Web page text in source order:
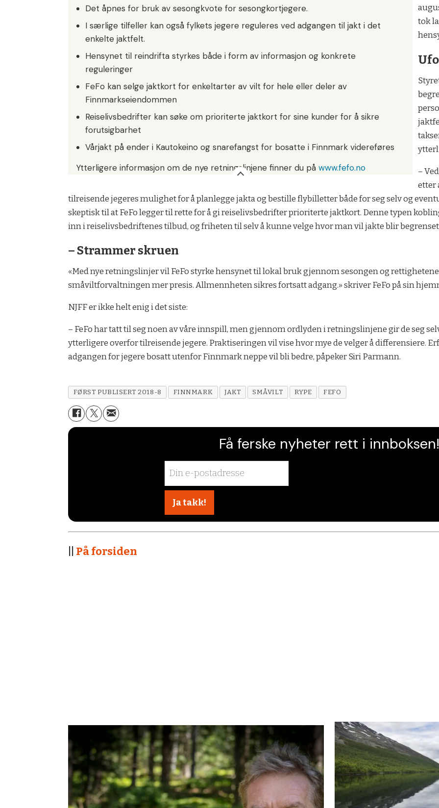
Det åpnes for bruk av sesongkvote for sesongkortjegere.
I særlige tilfeller kan også fylkets jegere reguleres ved adgangen til jakt i det
enkelte jaktfelt.
Hensynet til reindrifta styrkes både i form av informasjon og konkrete
reguleringer
FeFo kan selge jaktkort for enkeltarter av vilt for hele eller deler av
Finnmarkseiendommen
Reiselivsbedrifter kan søke om prioriterte jaktkort for sine kunder for å sikre
forutsigbarhet
Vårjakt på ender i Kautokeino og snarefangst for bosatte i Finnmark videreføres
Ytterligere informasjon om de nye retningslinjene finner du påwww.fefo.no
tok
–
etter
tilreisende jegeres mulighet for å planlegge jakta og bestille flybilletter både for seg selv og
skeptisk til at FeFo legger til rette for å gi reiselivsbedrifter prioriterte jaktkort. Denne typen
inn i reiselivsbedriftenes tilbud, og friheten til selv å kunne velge hvor man vil jakte blir
– Strammer skruen
«Med nye retningslinjer vil FeFo styrke hensynet til lokal bruk gjennom sesongen og
småviltforvaltningen mer presis. Allmennheten sikres fortsatt adgang.» skriver FeFo på sin
NJFF er ikke helt enig i det siste:
– FeFo har tatt til seg noen av våre innspill, men gjennom ordlyden i retningslinjene gir de seg
ytterligere overfor tilreisende jegere. Praktiseringen vil vise hvor mye de velger å differensiere.
adgangen for jegere bosatt utenfor Finnmark neppe vil bli bedre, påpeker Siri Parmann.
FØRST PUBLISERT 2018-8 FINNMARK JAKT SMÅVILT RYPE FEFO
Få ferske nyheter rett i innboksen!
På forsiden